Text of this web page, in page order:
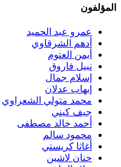
المؤلفون
عمرو عبد الحميد
أدهم الشرقاوي
أيمن العتوم
نبيل فاروق
إسلام جمال
إيهاب عدلان
محمد متولي الشعراوي
جيف كيني
أحمد خالد مصطفى
محمود سالم
أغاثا كريستي
حنان لاشين